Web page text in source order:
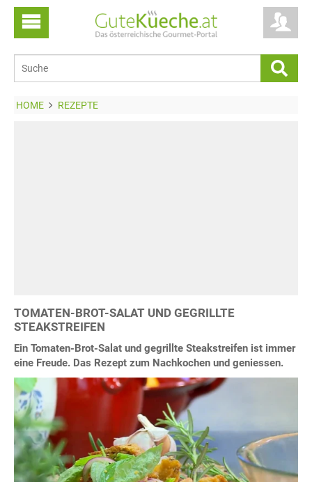
HOME REZEPTE
TOMATEN-BROT-SALAT UND GEGRILLTE
STEAKSTREIFEN
Ein Tomaten-Brot-Salat und gegrillte Steakstreifen ist immer
eine Freude. Das Rezept zum Nachkochen und geniessen.